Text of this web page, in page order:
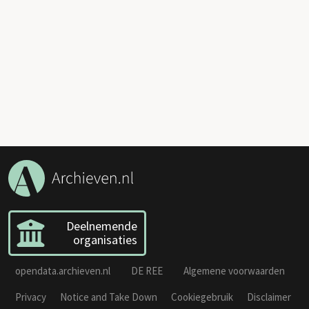
Deelnemende
organisaties
opendata.archieven.nl DE REE
Algemene voorwaarden
Privacy
Notice and Take Down Cookiegebruik Disclaimer